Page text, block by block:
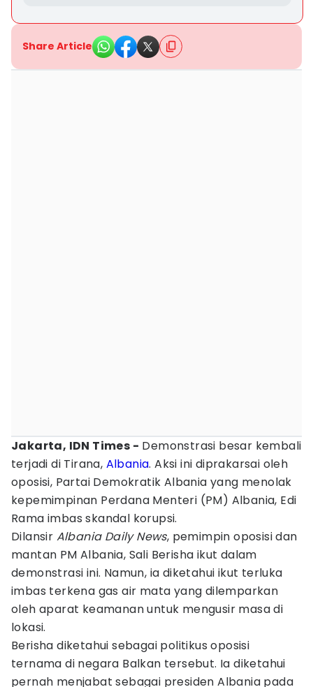
Share Article
Jakarta, IDN Times - Demonstrasi besar kembali
terjadi di Tirana, Albania. Aksi ini diprakarsai oleh
oposisi, Partai Demokratik Albania yang menolak
kepemimpinan Perdana Menteri (PM) Albania, Edi
Rama imbas skandal korupsi.
Dilansir Albania Daily News, pemimpin oposisi dan
mantan PM Albania, Sali Berisha ikut dalam
demonstrasi ini. Namun, ia diketahui ikut terluka
imbas terkena gas air mata yang dilemparkan
oleh aparat keamanan untuk mengusir masa di
lokasi.
Berisha diketahui sebagai politikus oposisi
ternama di negara Balkan tersebut. Ia diketahui
pernah menjabat sebagai presiden Albania pada